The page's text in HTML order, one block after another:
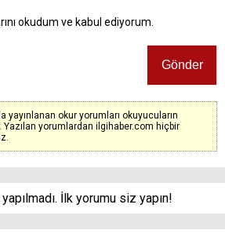
okudum ve kabul ediyorum.
yayınlanan okur yorumları okuyucuların
yorumlardan ilgihaber.com hiçbir
İlk yorumu siz yapın!